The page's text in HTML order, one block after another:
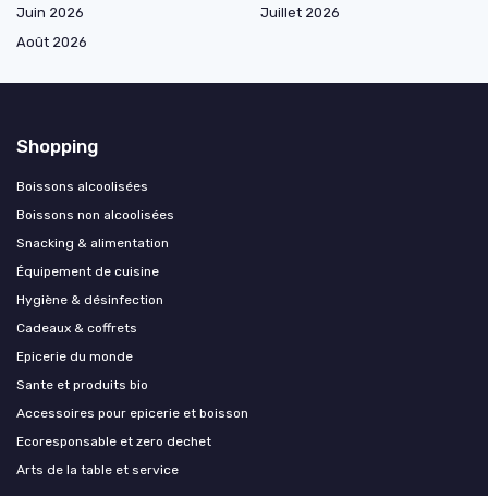
Juin 2026
Juillet 2026
Août 2026
Shopping
Boissons alcoolisées
Boissons non alcoolisées
Snacking & alimentation
Équipement de cuisine
Hygiène & désinfection
Cadeaux & coffrets
Epicerie du monde
Sante et produits bio
Accessoires pour epicerie et boisson
Ecoresponsable et zero dechet
Arts de la table et service